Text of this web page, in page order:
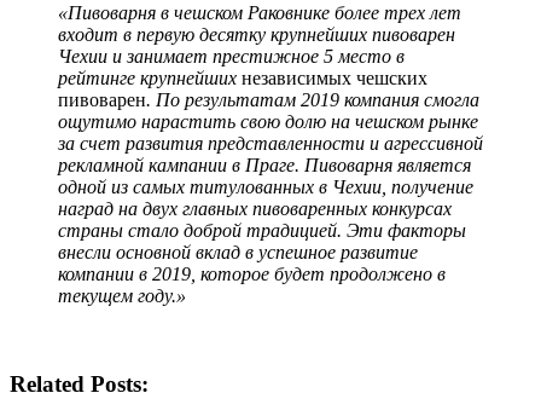
«Пивоварня в чешском Раковнике более трех лет
входит в первую десятку крупнейших пивоварен
Чехии и занимает престижное 5 место в
рейтинге крупнейших независимых чешских
пивоварен. По результатам 2019 компания смогла
ощутимо нарастить свою долю на чешском рынке
за счет развития представленности и агрессивной
рекламной кампании в Праге. Пивоварня является
одной из самых титулованных в Чехии, получение
наград на двух главных пивоваренных конкурсах
страны стало доброй традицией. Эти факторы
внесли основной вклад в успешное развитие
компании в 2019, которое будет продолжено в
текущем году.»
Related Posts: